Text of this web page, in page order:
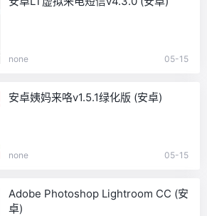
none 05-15
安卓姨妈来咯v1.5.1绿化版 (安卓)
none 05-15
Adobe Photoshop Lightroom CC (安
卓)